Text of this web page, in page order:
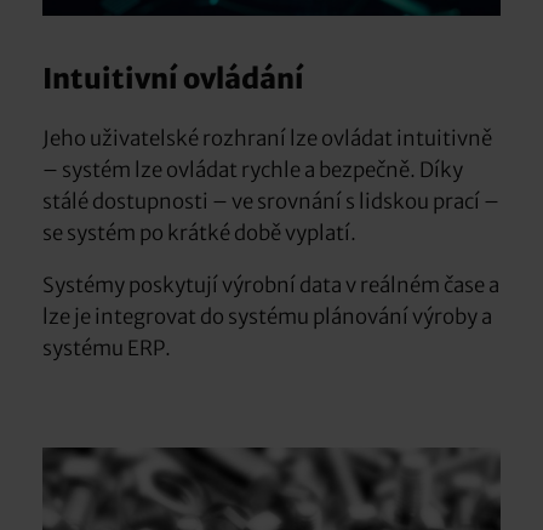
Intuitivní ovládání
Jeho uživatelské rozhraní lze ovládat intuitivně
– systém lze ovládat rychle a bezpečně. Díky
stálé dostupnosti – ve srovnání s lidskou prací –
se systém po krátké době vyplatí.
Systémy poskytují výrobní data v reálném čase a
lze je integrovat do systému plánování výroby a
systému ERP.